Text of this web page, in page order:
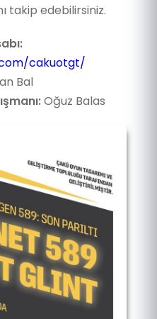
takip edebilirsiniz.
cakuotgt/
Bal
Oğuz Balas